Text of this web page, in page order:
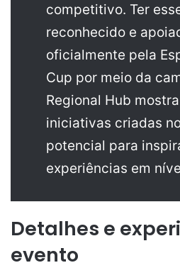
competitivo. Ter
reconhecido e
oficialmente pela
Cup por meio da
Regional Hub
iniciativas criadas
potencial para
experiências em
Detalhes e
evento